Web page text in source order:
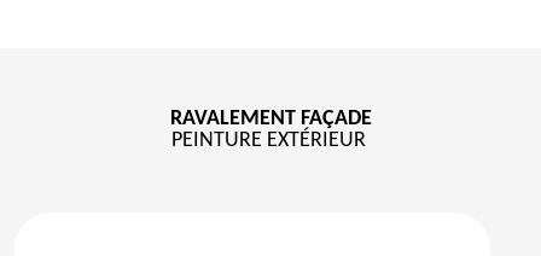
RAVALEMENT FAÇADE
PEINTURE EXTÉRIEUR